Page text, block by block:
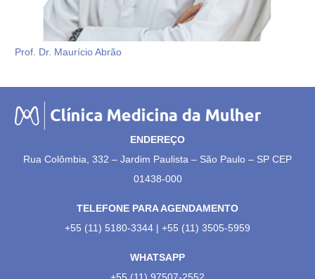
Prof. Dr. Maurício Abrão
ENDEREÇO
Rua Colômbia, 332 – Jardim Paulista – São Paulo – SP CEP
01438-000
TELEFONE PARA AGENDAMENTO
+55 (11) 5180-3344 | +55 (11) 3505-5959
WHATSAPP